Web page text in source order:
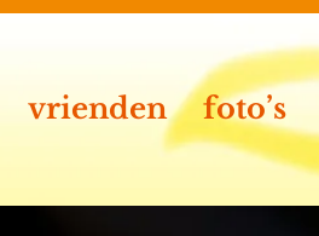
vrienden foto’s